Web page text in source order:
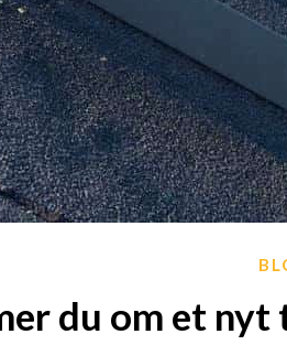
du om et nyt